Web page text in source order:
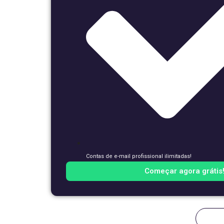
Contas de e-mail profissional ilimitadas!
Começar agora grátis!